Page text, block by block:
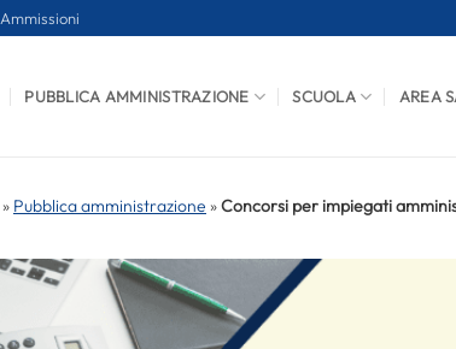
Ammissioni
PUBBLICA AMMINISTRAZIONE SCUOLA AREA
» Pubblica amministrazione »Concorsi per impiegati